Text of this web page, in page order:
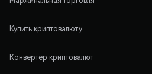
Купить криптовалюту
Конвертер криптовалют